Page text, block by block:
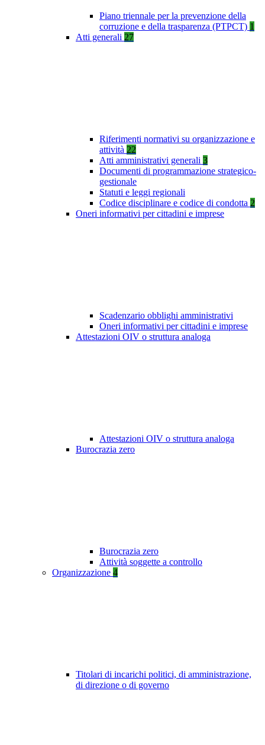
Piano triennale per la prevenzione della
corruzione e della trasparenza (PTPCT) 1
Atti generali 27
Riferimenti normativi su organizzazione e
attività 22
Atti amministrativi generali 3
Documenti di programmazione strategico-
gestionale
Statuti e leggi regionali
Codice disciplinare e codice di condotta 2
Oneri informativi per cittadini e imprese
Scadenzario obblighi amministrativi
Oneri informativi per cittadini e imprese
Attestazioni OIV o struttura analoga
Attestazioni OIV o struttura analoga
Burocrazia zero
Burocrazia zero
Attività soggette a controllo
Organizzazione 4
Titolari di incarichi politici, di amministrazione,
di direzione o di governo